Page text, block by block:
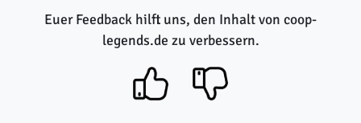
Euer Feedback hilft uns, den Inhalt von coop-
legends.de zu verbessern.